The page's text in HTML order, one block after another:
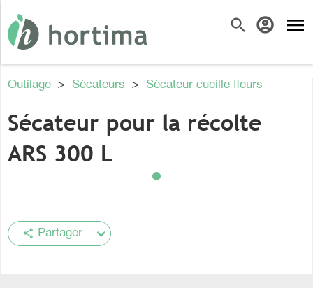
search account_circle menu
Outilage > Sécateurs > Sécateur cueille fleurs
Sécateur pour la récolte
ARS 300 L
share Partager